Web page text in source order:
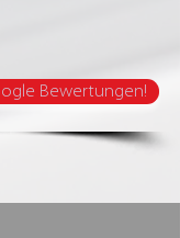
Bewertungen!